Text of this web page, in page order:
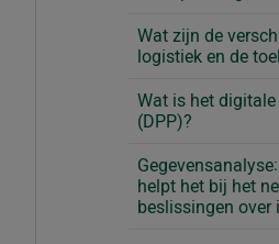
Wat zijn de
logistiek en de
Wat is het
(DPP)?
helpt het bij het
beslissingen over